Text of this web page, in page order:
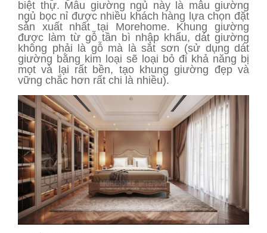
biệt thự. Mẫu giường ngủ này là mẫu giường
ngủ bọc nỉ được nhiều khách hàng lựa chọn đặt
sản xuất nhất tại Morehome. Khung giường
được làm từ gỗ tần bì nhập khẩu, dát giường
không phải là gỗ mà là sắt sơn (sử dụng dát
giường bằng kim loại sẽ loại bỏ đi khả năng bị
mọt và lại rất bền, tạo khung giường đẹp và
vững chắc hơn rất chi là nhiều).